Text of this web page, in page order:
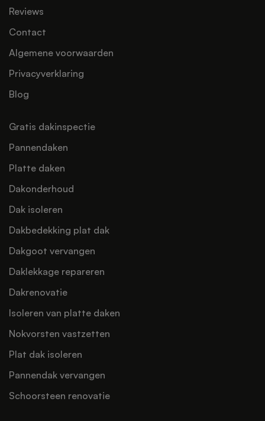
Reviews
Contact
Algemene voorwaarden
Privacyverklaring
Blog
Gratis dakinspectie
Pannendaken
Platte daken
Dakonderhoud
Dak isoleren
Dakbedekking plat dak
Dakgoot vervangen
Daklekkage repareren
Dakrenovatie
Isoleren van platte daken
Nokvorsten vastzetten
Plat dak isoleren
Pannendak vervangen
Schoorsteen renovatie